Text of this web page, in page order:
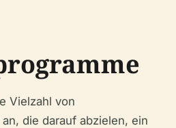
Vielzahl von
die darauf abzielen, ein